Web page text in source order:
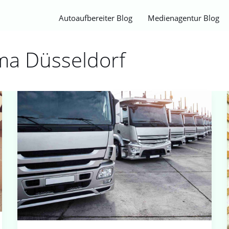
Autoaufbereiter Blog Medienagentur Blog
Düsseldorf
Keller
in
Düsseldorf
Mehr
Platz,
Sicherheit
und
Ordnung
schaffen